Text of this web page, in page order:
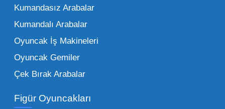
çeşitliliği ile doğru orantılıdır. İşte Mega
Oyuncak bünyesinde öne çıkan ve en çok
tercih edilen kategorilerimiz:
Peluş Oyuncaklar:
vazgeçilmezi olan yumuşak dokulu sevilen
seçeneklerimizi keşfederek koleksiyonunuza
Kumandasız Arabalar
Kumandalı Arabalar
Oyuncak İş Makineleri
Oyuncak Gemiler
Çek Bırak Arabalar
Figür Oyuncakları